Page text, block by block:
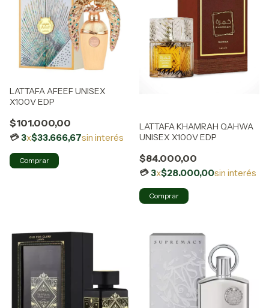
LATTAFA AFEEF UNISEX
X100V EDP
$101.000,00
3x$33.666,67sin interés
LATTAFA KHAMRAH QAHWA
UNISEX X100V EDP
$84.000,00
3x$28.000,00sin interés